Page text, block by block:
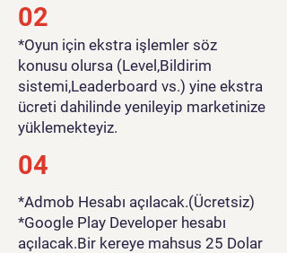
02
*Oyun için ekstra işlemler söz
konusu olursa (Level,Bildirim
sistemi,Leaderboard vs.) yine ekstra
ücreti dahilinde yenileyip marketinize
yüklemekteyiz.
04
*Admob Hesabı açılacak.(Ücretsiz)
*Google Play Developer hesabı
açılacak.Bir kereye mahsus 25 Dolar